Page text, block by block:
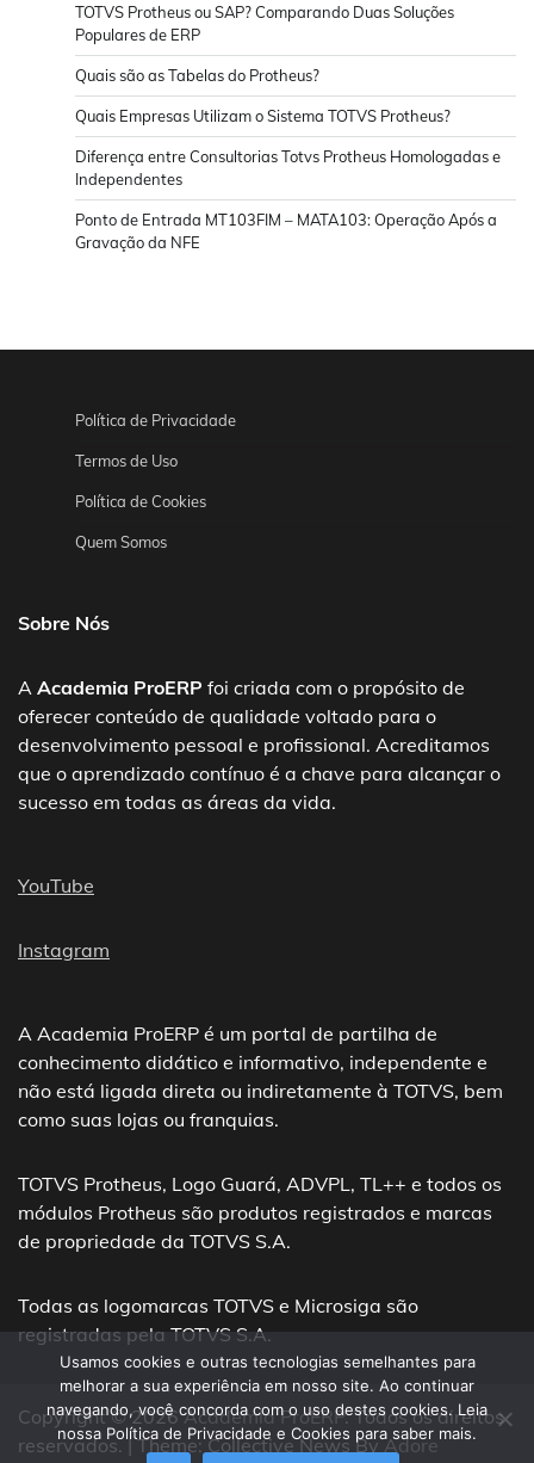
TOTVS Protheus ou SAP? Comparando Duas Soluções
Populares de ERP
Quais são as Tabelas do Protheus?
Quais Empresas Utilizam o Sistema TOTVS Protheus?
Diferença entre Consultorias Totvs Protheus Homologadas e
Independentes
Ponto de Entrada MT103FIM – MATA103: Operação Após a
Gravação da NFE
Política de Privacidade
Termos de Uso
Política de Cookies
Quem Somos
Sobre Nós
A Academia ProERP foi criada com o propósito de
oferecer conteúdo de qualidade voltado para o
desenvolvimento pessoal e profissional. Acreditamos
que o aprendizado contínuo é a chave para alcançar o
sucesso em todas as áreas da vida.
YouTube
Instagram
A Academia ProERP é um portal de partilha de
conhecimento didático e informativo, independente e
não está ligada direta ou indiretamente à TOTVS, bem
como suas lojas ou franquias.
TOTVS Protheus, Logo Guará, ADVPL, TL++ e todos os
módulos Protheus são produtos registrados e marcas
de propriedade da TOTVS S.A.
Todas as logomarcas TOTVS e Microsiga são
registradas pela TOTVS S.A.
Copyright © 2026Academia ProERP. Todos os direitos
reservados. | Theme: Collective News ByAdore
Usamos cookies e outras tecnologias semelhantes para
melhorar a sua experiência em nosso site. Ao continuar
navegando, você concorda com o uso destes cookies. Leia
nossa Política de Privacidade e Cookies para saber mais.